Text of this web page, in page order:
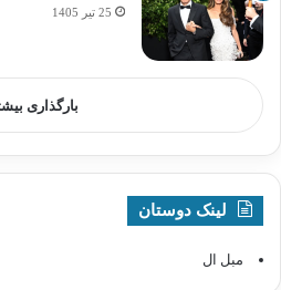
25 تیر 1405
بارگذاری
لینک دوستان
مبل ال